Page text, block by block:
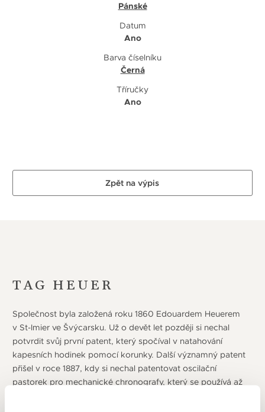
Pánské
Datum
Ano
Barva číselníku
Černá
Tříručky
Ano
Zpět na výpis
TAG HEUER
Společnost byla založená roku 1860 Edouardem Heuerem
v St-Imier ve Švýcarsku. Už o devět let později si nechal
potvrdit svůj první patent, který spočíval v natahování
kapesních hodinek pomocí korunky. Další významný patent
přišel v roce 1887, kdy si nechal patentovat oscilační
pastorek pro mechanické chronografy, který se používá až